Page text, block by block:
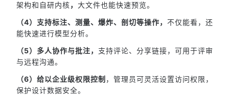
架构和自研内核， 大文件也能快速预览。
（4）支持标注、测量、爆炸、剖切等操作， 不仅能看，还
能快速进行模型分析。
（5）多人协作与批注， 支持评论、分享链接，可用于评审
与远程沟通。
（6）给以企业级权限控制 ，管理员可灵活设置访问权限，
保护设计数据安全。